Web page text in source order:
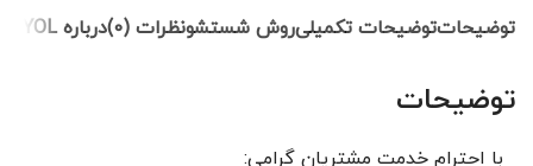
توضیحاتتوضیحات تکمیلیروش شستشونظرات (0) درباره IPEKYOL
توضیحات
با احترام خدمت مشتریان گرامی: